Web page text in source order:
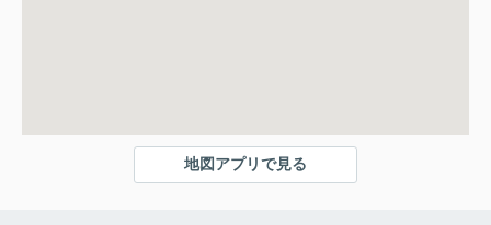
地図アプリで見る